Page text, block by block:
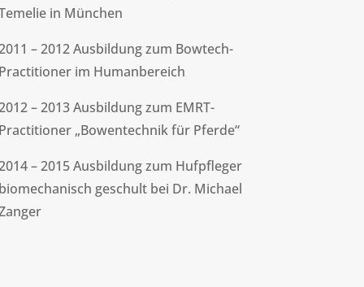
in München
– 2012 Ausbildung zum Bowtech-
im Humanbereich
– 2013 Ausbildung zum EMRT-
„Bowentechnik für Pferde“
– 2015 Ausbildung zum Hufpfleger
geschult bei Dr. Michael